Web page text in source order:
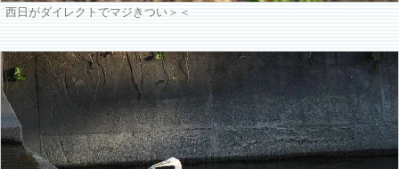
西日がダイレクトでマジきつい＞＜